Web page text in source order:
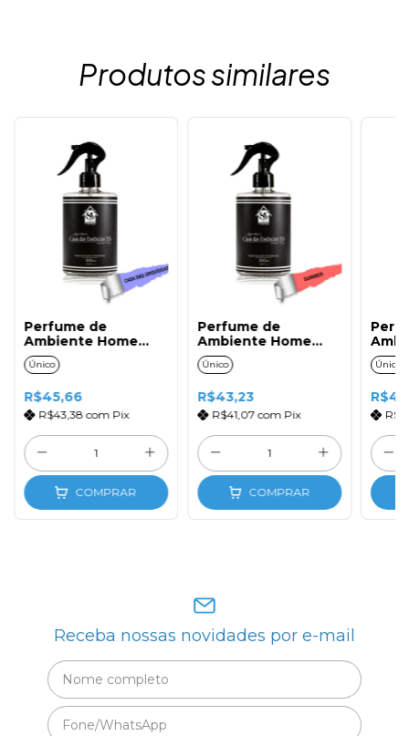
Produtos similares
Perfume de
Ambiente Home
Spray Casa das
Orquídeas 500ml
Único
R$45,66
R$43,38 com Pix
COMPRAR
Perfume de
Ambiente Home
Spray Summer
500ml com Gatilho
Único
R$43,23
R$41,07com Pix
COMPRAR
Único
Receba nossas novidades por e-mail